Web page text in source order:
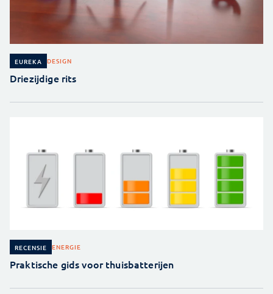
EUREKA DESIGN
Driezijdige rits
RECENSIE ENERGIE
Praktische gids voor thuisbatterijen